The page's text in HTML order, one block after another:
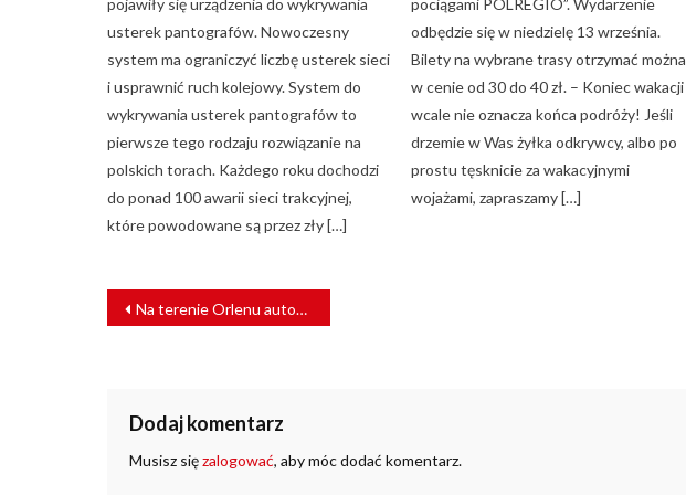
usterek pantografów. Nowoczesny
system ma ograniczyć liczbę usterek sieci
i usprawnić ruch kolejowy. System do
wykrywania usterek pantografów to
pierwsze tego rodzaju rozwiązanie na
polskich torach. Każdego roku dochodzi
do ponad 100 awarii sieci trakcyjnej,
które powodowane są przez zły […]
odbędzie się w niedzielę 13 września.
Bilety na wybrane trasy otrzymać można
w cenie od 30 do 40 zł. – Koniec wakacji
wcale nie oznacza końca podróży! Jeśli
drzemie w Was żyłka odkrywcy, albo po
prostu tęsknicie za wakacyjnymi
wojażami, zapraszamy […]
NAWIGACJA
WPISU
Na terenie Orlenu autobus wjechał pod pociąg. Ranne dwie osoby
Dodaj komentarz
Musisz sięzalogować, aby móc dodać komentarz.